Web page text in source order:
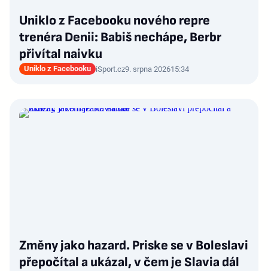
Uniklo z Facebooku nového repre
trenéra Denii: Babiš nechápe, Berbr
přivítal naivku
Uniklo z Facebooku iSport.cz9. srpna 202615:34
Změny jako hazard. Priske se v Boleslavi
přepočítal a ukázal, v čem je Slavia dál